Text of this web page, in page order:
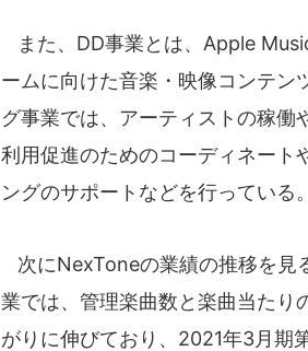
また、DD事業とは、Apple
ームに向けた音楽・映像コンテン
グ事業では、アーティストの稼働
利用促進のためのコーディネート
ングのサポートなどを行っている。
次にNexToneの業績の推移を見
業では、管理楽曲数と楽曲当たり
がりに伸びており、2021年3月期